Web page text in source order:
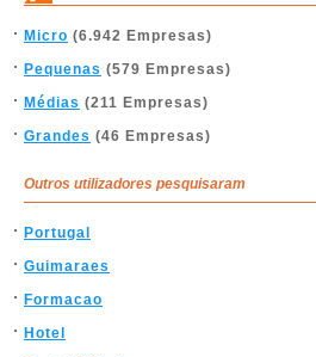
Micro (6.942 Empresas)
Pequenas (579 Empresas)
Médias (211 Empresas)
Grandes (46 Empresas)
Outros utilizadores pesquisaram
Portugal
Guimaraes
Formacao
Hotel